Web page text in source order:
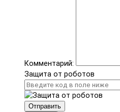
Комментарий:
Защита от роботов
Отправить